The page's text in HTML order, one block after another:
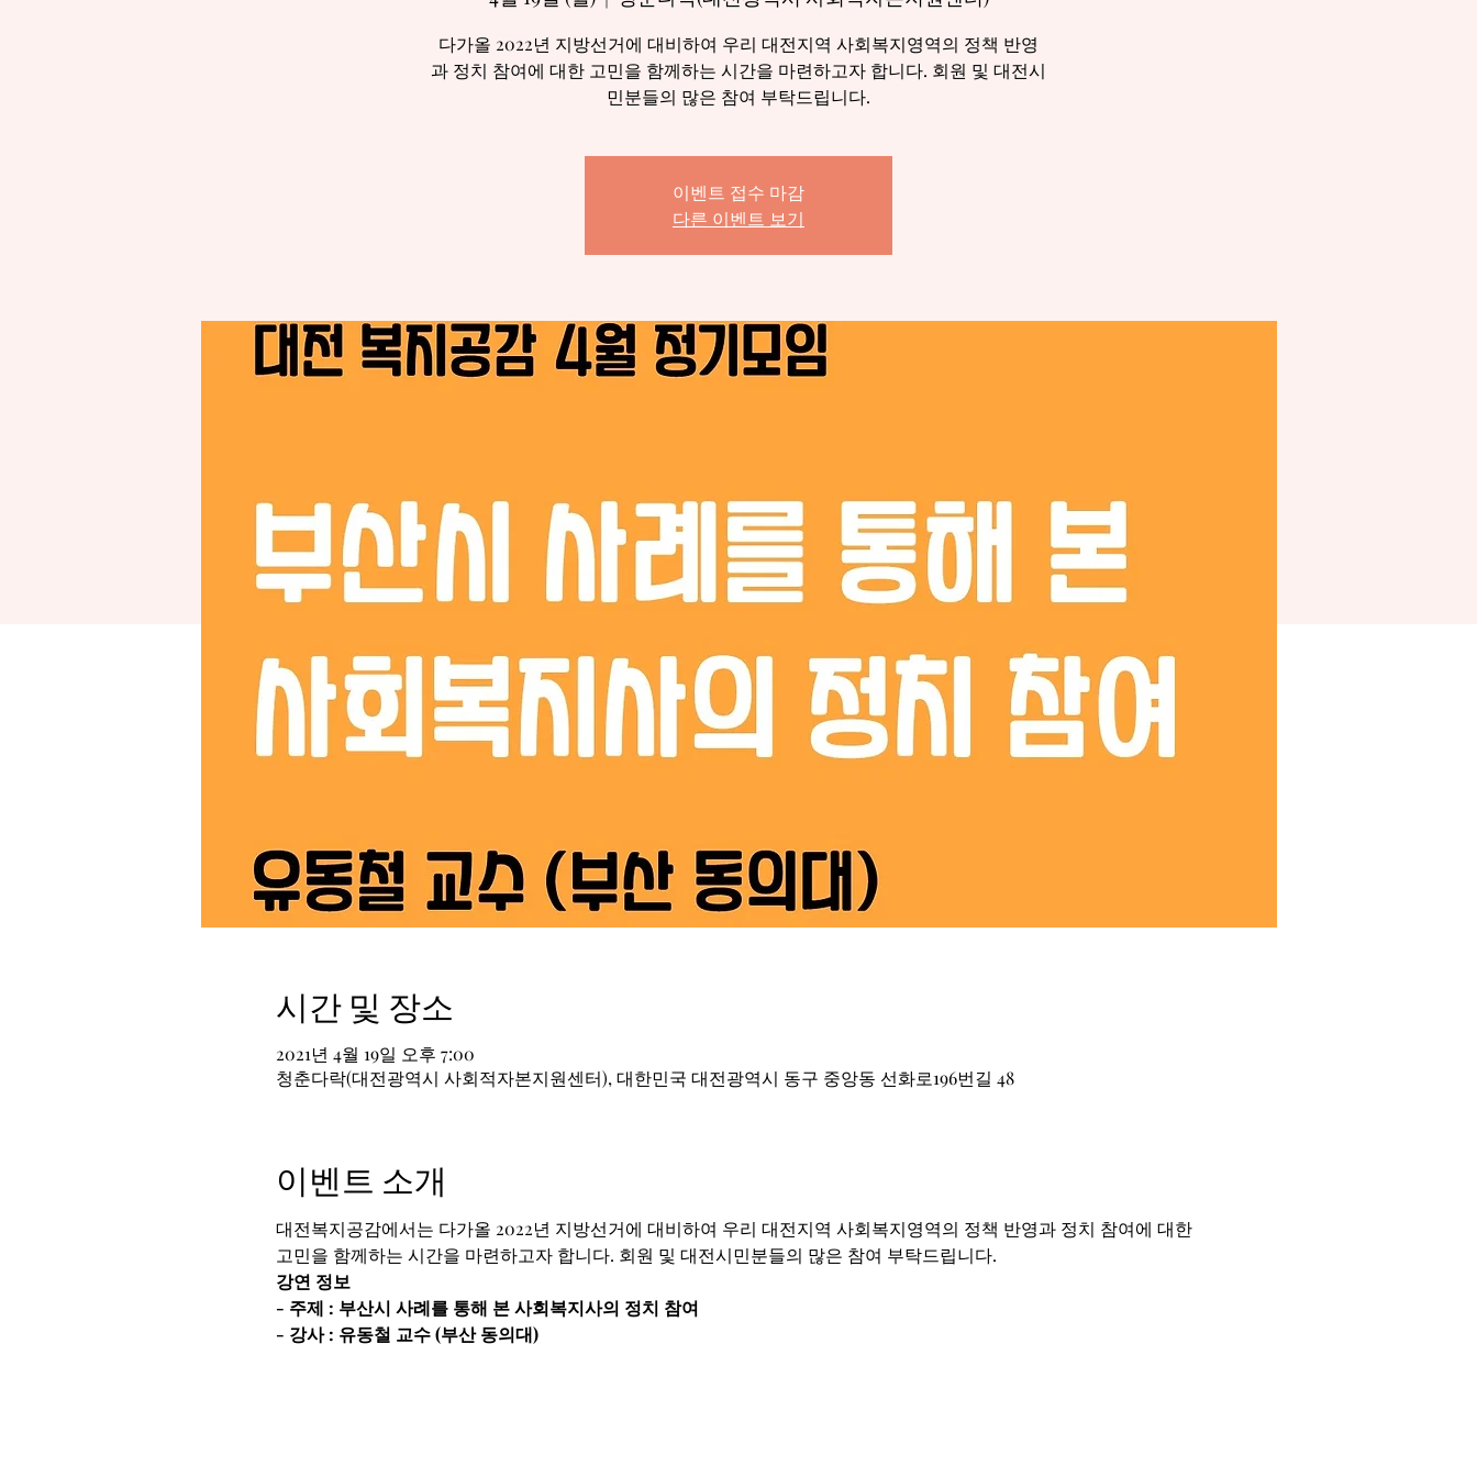
다가올 2022년 지방선거에 대비하여 우리 대전지역 사회복지영역의 정책 반영
과 정치 참여에 대한 고민을 함께하는 시간을 마련하고자 합니다. 회원 및 대전시
민분들의 많은 참여 부탁드립니다.
이벤트 접수 마감
다른 이벤트 보기
시간 및 장소
2021년 4월 19일 오후 7:00
청춘다락(대전광역시 사회적자본지원센터), 대한민국 대전광역시 동구 중앙동 선화로196번길 48
이벤트 소개
대전복지공감에서는 다가올 2022년 지방선거에 대비하여 우리 대전지역 사회복지영역의 정책 반영과 정치 참여에 대한
고민을 함께하는 시간을 마련하고자 합니다. 회원 및 대전시민분들의 많은 참여 부탁드립니다.
강연 정보
- 주제 : 부산시 사례를 통해 본 사회복지사의 정치 참여
- 강사 : 유동철 교수 (부산 동의대)